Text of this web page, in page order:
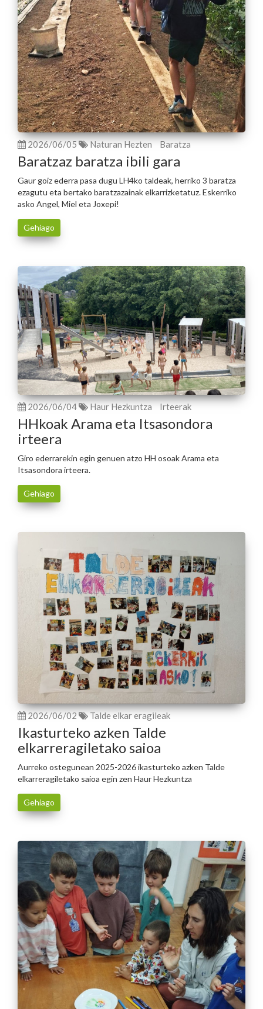
2026/06/05 Naturan Hezten Baratza
Baratzaz baratza ibili gara
Gaur goiz ederra pasa dugu LH4ko taldeak, herriko 3 baratza
ezagutu eta bertako baratzazainak elkarrizketatuz. Eskerriko
asko Angel, Miel eta Joxepi!
Gehiago
2026/06/04 Haur Hezkuntza Irteerak
HHkoak Arama eta Itsasondora
irteera
Giro ederrarekin egin genuen atzo HH osoak Arama eta
Itsasondora irteera.
Gehiago
2026/06/02 Talde elkar eragileak
Ikasturteko azken Talde
elkarreragiletako saioa
Aurreko ostegunean 2025-2026 ikasturteko azken Talde
elkarreragiletako saioa egin zen Haur Hezkuntza
Gehiago